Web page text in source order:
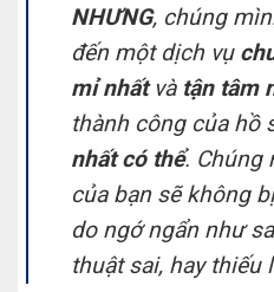
NHƯNG, chúng
đến một dịch vụ
mỉ nhấtvà tận tâm
thành công của hồ
nhất có thể. Chúng
của bạn sẽ không
do ngớ ngẩn như
thuật sai, hay thiếu